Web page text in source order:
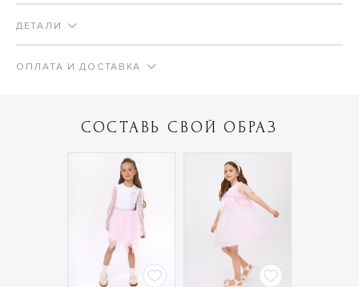
ДЕТАЛИ
ОПЛАТА И ДОСТАВКА
СОСТАВЬ СВОЙ ОБРАЗ